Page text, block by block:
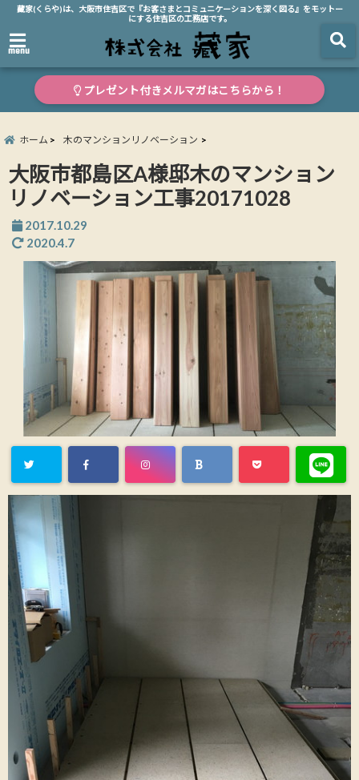
藏家(くらや)は、大阪市住吉区で『お客さまとコミュニケーションを深く図る』をモットー
にする住吉区の工務店です。
menu
プレゼント付きメルマガはこちらから！
ホーム 木のマンションリノベーション
大阪市都島区A様邸木のマンション
リノベーション工事20171028
2017.10.29
2020.4.7